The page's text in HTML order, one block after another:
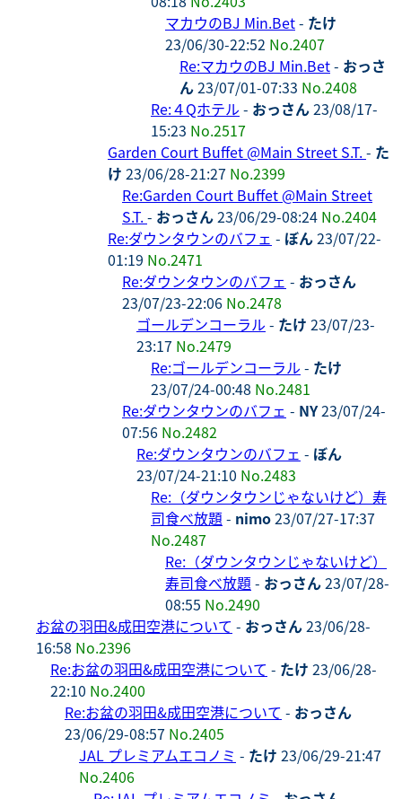
マカウのBJ Min.Bet- たけ
23/06/30-22:52 No.2407
Re:マカウのBJ Min.Bet- おっさ
ん23/07/01-07:33 No.2408
Re:４Qホテル - おっさん23/08/17-
15:23 No.2517
Garden Court Buffet @Main Street S.T.- た
け 23/06/28-21:27 No.2399
Re:Garden Court Buffet @Main Street
S.T.- おっさん23/06/29-08:24 No.2404
Re:ダウンタウンのバフェ - ぼん23/07/22-
01:19 No.2471
Re:ダウンタウンのバフェ - おっさん
23/07/23-22:06 No.2478
ゴールデンコーラル - たけ 23/07/23-
23:17 No.2479
Re:ゴールデンコーラル - たけ
23/07/24-00:48 No.2481
Re:ダウンタウンのバフェ - NY23/07/24-
07:56 No.2482
Re:ダウンタウンのバフェ - ぼん
23/07/24-21:10 No.2483
Re:（ダウンタウンじゃないけど）寿
司食べ放題- nimo23/07/27-17:37
No.2487
Re:（ダウンタウンじゃないけど）
寿司食べ放題- おっさん23/07/28-
08:55 No.2490
お盆の羽田&成田空港について - おっさん23/06/28-
16:58 No.2396
Re:お盆の羽田&成田空港について - たけ 23/06/28-
22:10 No.2400
Re:お盆の羽田&成田空港について - おっさん
23/06/29-08:57 No.2405
JAL プレミアムエコノミ - たけ 23/06/29-21:47
No.2406